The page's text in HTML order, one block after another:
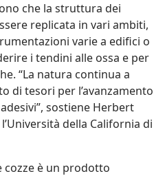
che la struttura dei
replicata in vari ambiti,
varie a edifici o
i tendini alle ossa e per
“La natura continua a
di tesori per l’avanzamento
sostiene Herbert
della California di
cozze è un prodotto